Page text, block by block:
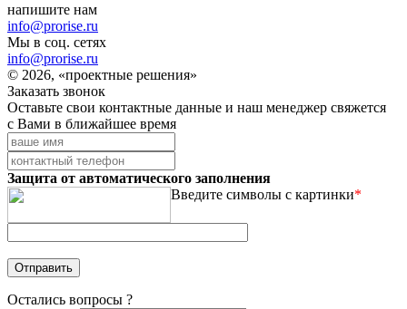
напишите нам
info@prorise.ru
Мы в соц. сетях
info@prorise.ru
© 2026, «проектные решения»
Заказать звонок
Оставьте свои контактные данные и наш менеджер свяжется
с Вами в ближайшее время
Защита от автоматического заполнения
Введите символы с картинки*
Остались вопросы ?